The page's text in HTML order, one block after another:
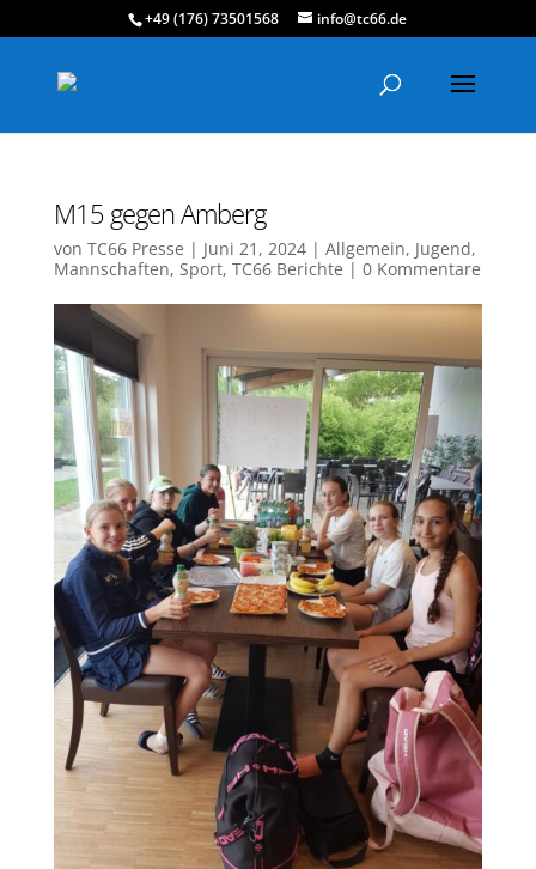
+49 (176) 73501568 info@tc66.de
M15 gegen Amberg
von TC66 Presse | Juni 21, 2024| Allgemein, Jugend,
Mannschaften, Sport, TC66 Berichte | 0 Kommentare